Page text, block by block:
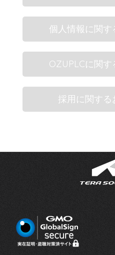
個人情報に関
OZUPLCに関
採用に関す